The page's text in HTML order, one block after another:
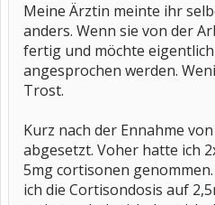
Frohes Silvesterfest,die Besten
Meine Ärztin meinte ihr
anders. Wenn sie von der
fertig und möchte
angesprochen werden.
Trost.
Kurz nach der Ennahme
abgesetzt. Voher hatte ich
5mg cortisonen
ich die Cortisondosis auf